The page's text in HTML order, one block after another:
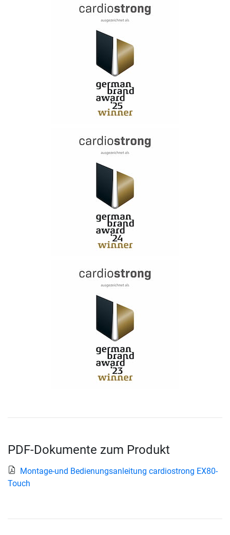
PDF-Dokumente zum Produkt
Montage-und Bedienungsanleitung cardiostrong EX80-
Touch